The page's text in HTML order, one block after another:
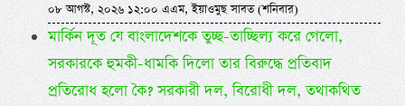
০৮ আগস্ট, ২০২৬ ১২:০০ এএম, ইয়াওমুছ সাবত (শনিবার)
মার্কিন দূত যে বাংলাদেশকে তুচ্ছ-তাচ্ছিল্য করে গেলো,
সরকারকে হুমকী-ধামকি দিলো তার বিরুদ্ধে প্রতিবাদ
প্রতিরোধ হলো কৈ? সরকারী দল, বিরোধী দল, তথাকথিত